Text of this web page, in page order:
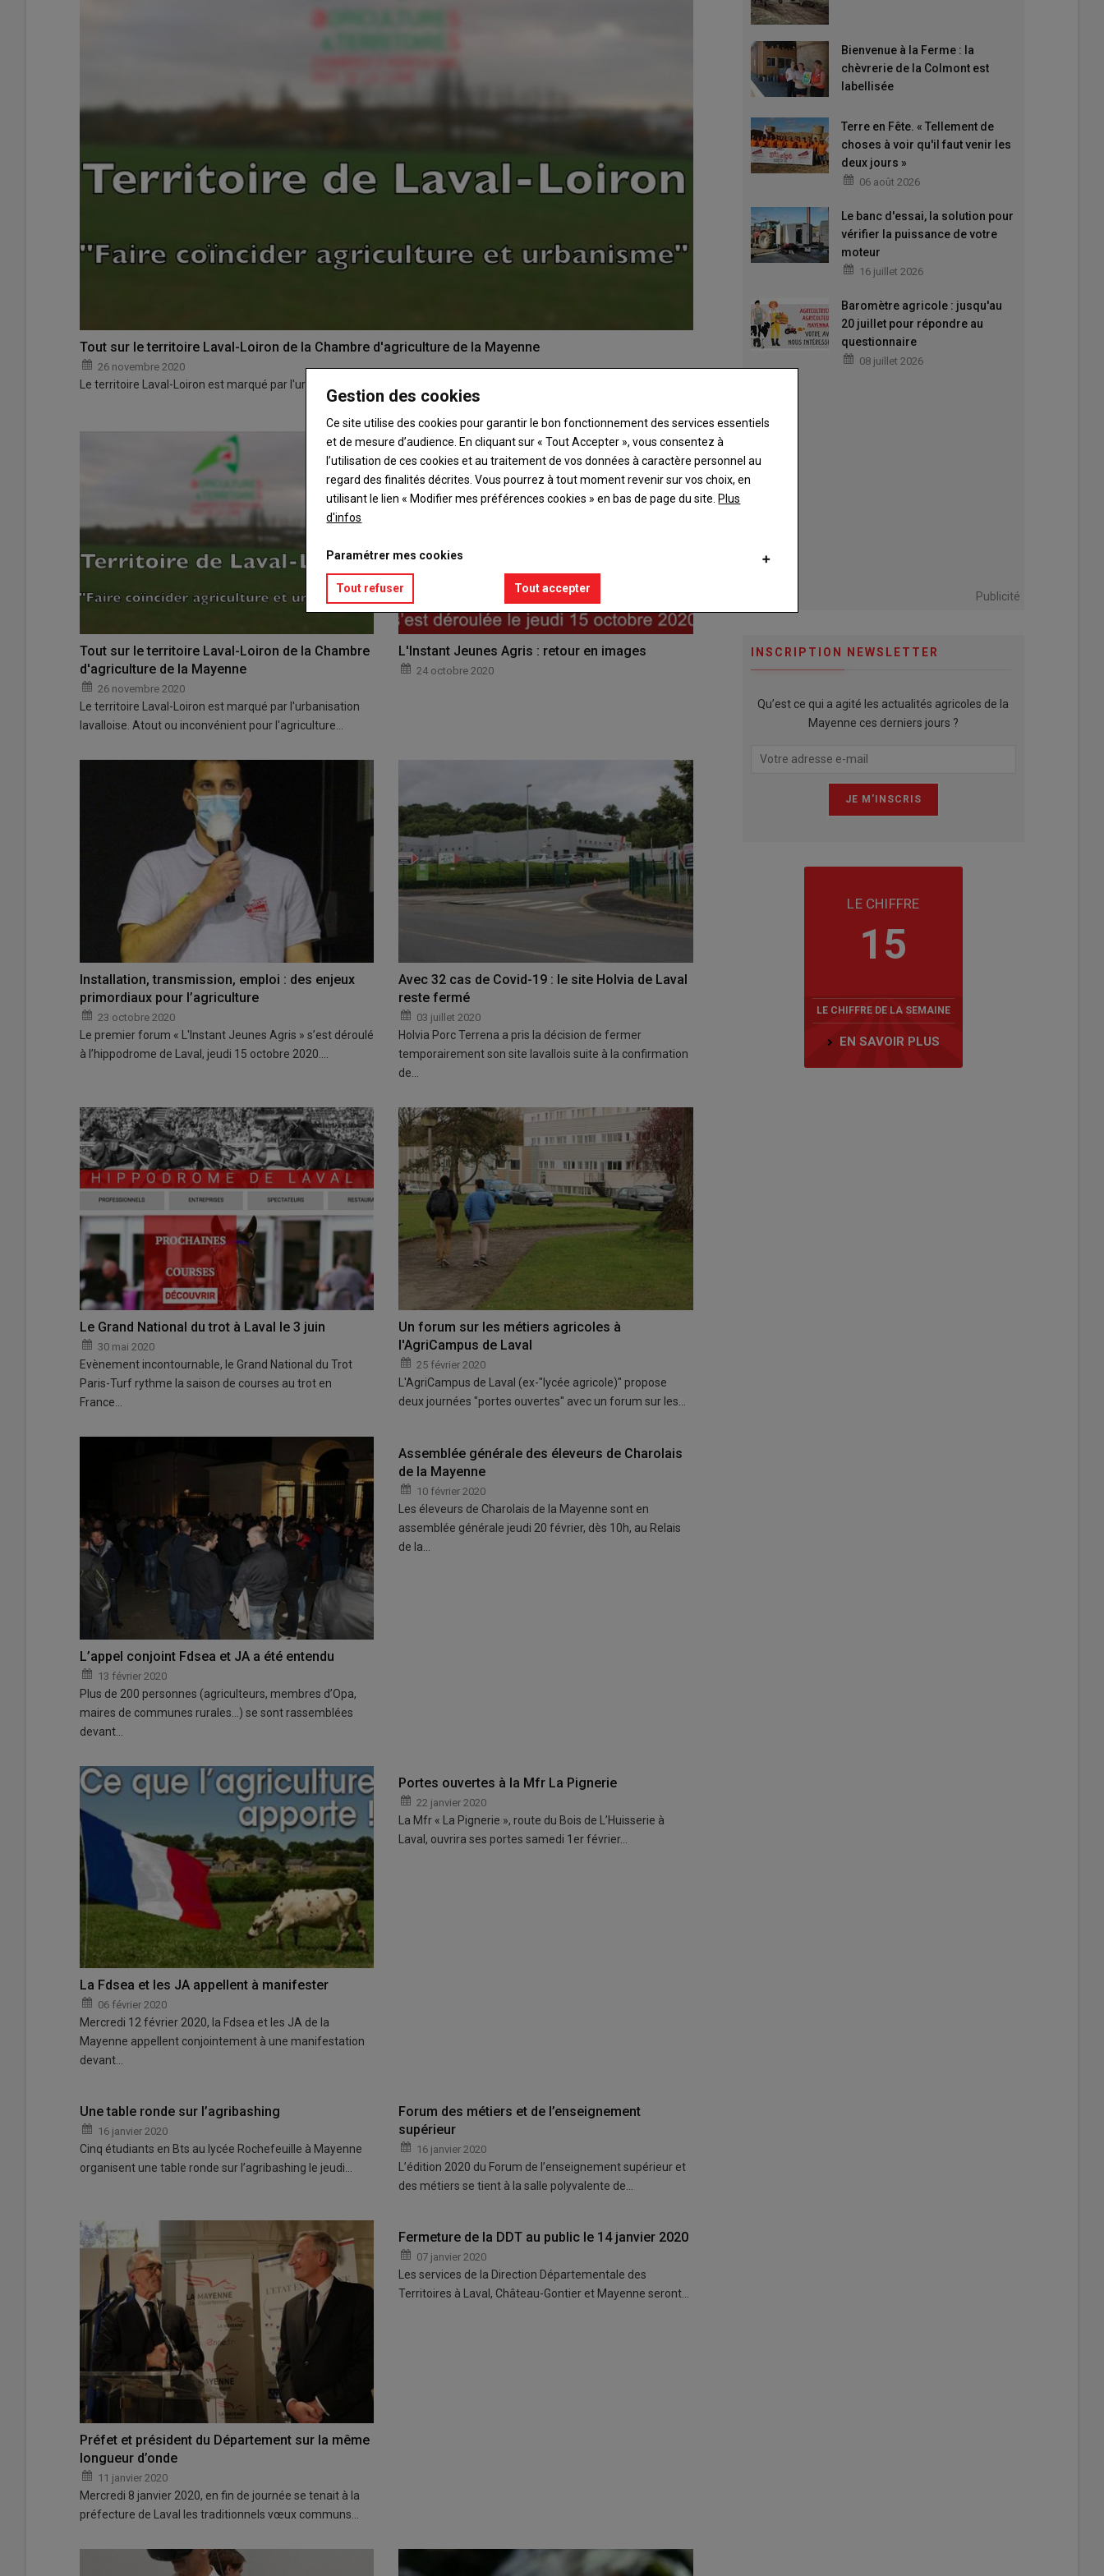
Tout sur le territoire Laval-Loiron de la Chambre d'agriculture de la Mayenne
26 novembre 2020
Le territoire Laval-Loiron est marqué par l'urbanisation lavalloise. Atout ou inconvénient pour l'agriculture…
Tout sur le territoire Laval-Loiron de la Chambre
d'agriculture de la Mayenne
26 novembre 2020
Le territoire Laval-Loiron est marqué par l'urbanisation
lavalloise. Atout ou inconvénient pour l'agriculture…
L'Instant Jeunes Agris : retour en images
24 octobre 2020
Installation, transmission, emploi : des enjeux
primordiaux pour l’agriculture
23 octobre 2020
Le premier forum « L'Instant Jeunes Agris » s’est déroulé
à l’hippodrome de Laval, jeudi 15 octobre 2020.…
Avec 32 cas de Covid-19 : le site Holvia de Laval
reste fermé
03 juillet 2020
Holvia Porc Terrena a pris la décision de fermer
temporairement son site lavallois suite à la confirmation
de…
Le Grand National du trot à Laval le 3 juin
30 mai 2020
Evènement incontournable, le Grand National du Trot
Paris-Turf rythme la saison de courses au trot en
France…
Un forum sur les métiers agricoles à
l'AgriCampus de Laval
25 février 2020
L'AgriCampus de Laval (ex-"lycée agricole)" propose
deux journées "portes ouvertes" avec un forum sur les…
L’appel conjoint Fdsea et JA a été entendu
13 février 2020
Plus de 200 personnes (agriculteurs, membres d’Opa,
maires de communes rurales…) se sont rassemblées
devant…
Assemblée générale des éleveurs de Charolais
de la Mayenne
10 février 2020
Les éleveurs de Charolais de la Mayenne sont en
assemblée générale jeudi 20 février, dès 10h, au Relais
de la…
La Fdsea et les JA appellent à manifester
06 février 2020
Mercredi 12 février 2020, la Fdsea et les JA de la
Mayenne appellent conjointement à une manifestation
devant…
Portes ouvertes à la Mfr La Pignerie
22 janvier 2020
La Mfr « La Pignerie », route du Bois de L’Huisserie à
Laval, ouvrira ses portes samedi 1er février…
Une table ronde sur l’agribashing
16 janvier 2020
Cinq étudiants en Bts au lycée Rochefeuille à Mayenne
organisent une table ronde sur l’agribashing le jeudi…
Forum des métiers et de l’enseignement
supérieur
16 janvier 2020
L’édition 2020 du Forum de l’enseignement supérieur et
des métiers se tient à la salle polyvalente de…
Préfet et président du Département sur la même
longueur d’onde
11 janvier 2020
Mercredi 8 janvier 2020, en fin de journée se tenait à la
préfecture de Laval les traditionnels vœux communs…
Fermeture de la DDT au public le 14 janvier 2020
07 janvier 2020
Les services de la Direction Départementale des
Territoires à Laval, Château-Gontier et Mayenne seront…
Bienvenue à la Ferme : la
chèvrerie de la Colmont est
labellisée
Terre en Fête. « Tellement de
choses à voir qu'il faut venir les
deux jours »
06 août 2026
Le banc d'essai, la solution pour
vérifier la puissance de votre
moteur
16 juillet 2026
Baromètre agricole : jusqu'au
20 juillet pour répondre au
questionnaire
08 juillet 2026
Publicité
INSCRIPTION NEWSLETTER
Qu’est ce qui a agité les actualités agricoles de la
Mayenne ces derniers jours ?
LE CHIFFRE
15
LE CHIFFRE DE LA SEMAINE
EN SAVOIR PLUS
Gestion des cookies
Ce site utilise des cookies pour garantir le bon fonctionnement des services essentiels
et de mesure d’audience. En cliquant sur « Tout Accepter », vous consentez à
l’utilisation de ces cookies et au traitement de vos données à caractère personnel au
regard des finalités décrites. Vous pourrez à tout moment revenir sur vos choix, en
utilisant le lien « Modifier mes préférences cookies » en bas de page du site. Plus
d'infos
Paramétrer mes cookies
Tout refuser Tout accepter